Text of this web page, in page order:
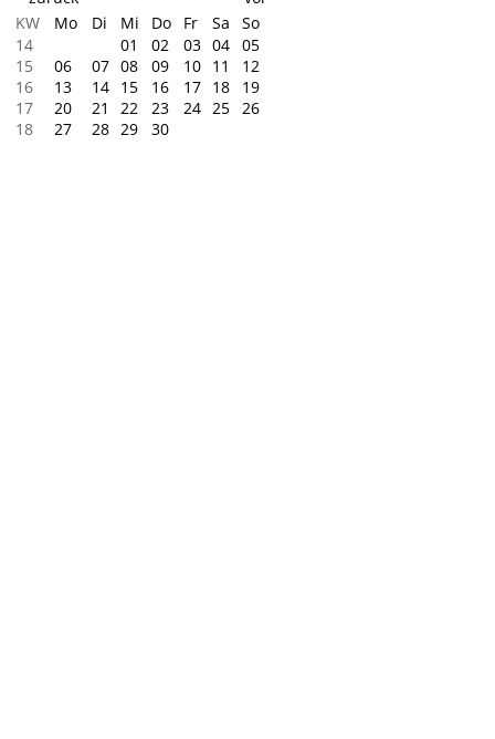
KW
Mo Di Mi Do Fr Sa
So
14
01 02 03 04
05
15
06 07 08 09 10 11
12
16
13 14 15 16 17 18
19
17
20 21 22 23 24 25
26
18
27 28 29 30